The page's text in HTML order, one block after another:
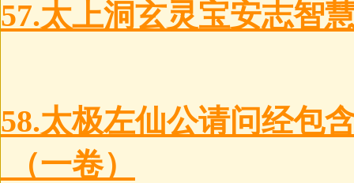
57.太上洞玄灵宝安志智
58.太极左仙公请问经包
（一卷）